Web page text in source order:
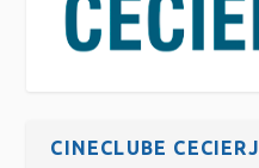
CINECLUBE CECIERJ